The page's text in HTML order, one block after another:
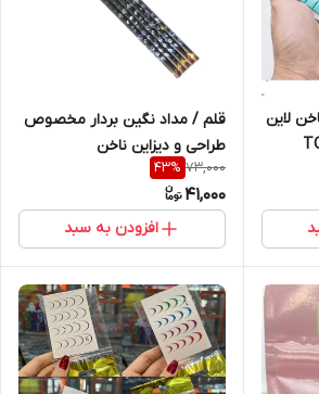
لاین
قلم / مداد نگین بردار مخصوص
طراحی و دیزاین ناخن
73,000
43%
41,000
افزودن به سبد